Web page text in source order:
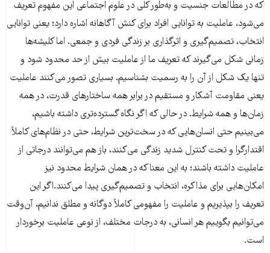
که در مطالعات جنسیت و به‌طور کلی در علوم اجتماعی این مفهوم تعریف
می‌شود، عاملیت به توانایی افراد برای کنش آگاهانه اشاره دارد؛ یعنی توانایی
انتخاب، تصمیم‌گیری و اثرگذاری بر زندگی فردی و جمعی. اما کلیشه‌ها
زمانی شکل می‌گیرند که تعریف ما از عاملیت بیش از حد محدود شود و
تنها یک شکل از آن را به رسمیت بشناسیم. بسیاری تصور می‌کنند عاملیت
یعنی مقاومت آشکار و مستقیم در برابر همه ساختارهای قدرت، در همه
زمان‌ها و همه شرایط. در حالی که اگر نگاه گسترده‌تری داشته باشیم،
می‌بینیم حتی انسان‌هایی که در سخت‌ترین شرایط، حتی در نظام‌های کاملاً
اقتدارگرا و تحت کنترل شدید زندگی می‌کنند، باز هم می‌توانند درجاتی از
عاملیت داشته باشند؛ به این معنا که در همان شرایط محدود نیز
امکان‌هایی برای مذاکره، انتخاب و تصمیم‌گیری پیدا می‌کنند.اگر این
تعریف را بپذیریم و عاملیت را مفهومی کاملاً دوگانه و مطلق ندانیم، آن‌وقت
می‌توانیم بگوییم هر انسانی، به درجات مختلف، از نوعی عاملیت برخوردار
است.